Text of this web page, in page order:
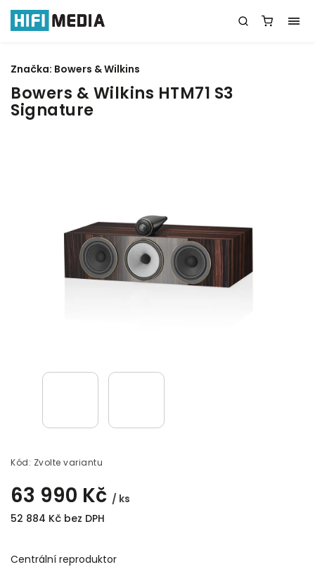
Bowers & Wilkins HTM71 S3
Signature
Kód: Zvolte variantu
63 990 Kč / ks
52 884 Kč bez DPH
Centrální reproduktor
Značka: Bowers & Wilkins